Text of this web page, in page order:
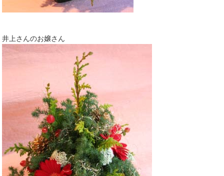
井上さんのお嬢さん